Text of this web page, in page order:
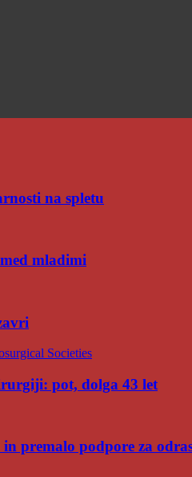
na spletu
mladimi
pot, dolga 43 let
premalo podpore za